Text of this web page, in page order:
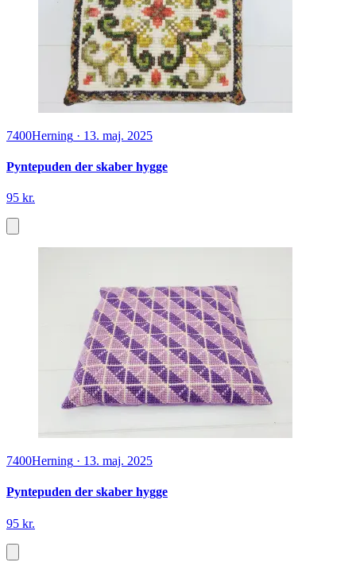
7400Herning · 13. maj. 2025
Pyntepuden der skaber hygge
95 kr.
7400Herning · 13. maj. 2025
Pyntepuden der skaber hygge
95 kr.